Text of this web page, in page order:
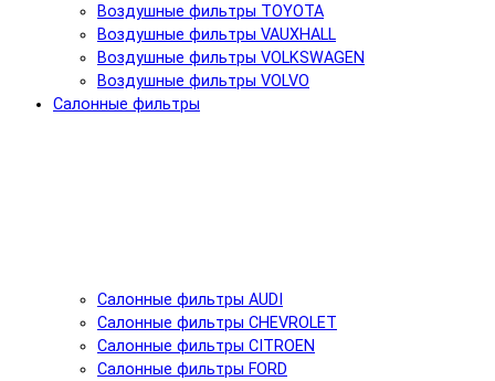
Воздушные фильтры TOYOTA
Воздушные фильтры VAUXHALL
Воздушные фильтры VOLKSWAGEN
Воздушные фильтры VOLVO
Салонные фильтры
Салонные фильтры AUDI
Салонные фильтры CHEVROLET
Салонные фильтры CITROEN
Салонные фильтры FORD